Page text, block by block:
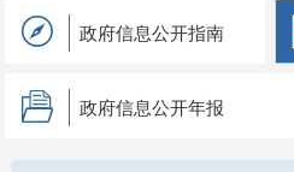
政府信息公开指南
政府信息公开年报